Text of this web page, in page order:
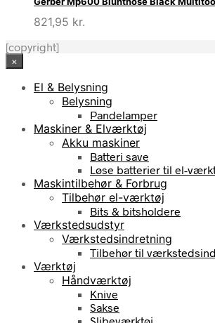
821,95 kr.
[copyright]
×
El & Belysning
Belysning
Pandelamper
Maskiner & Elværktøj
Akku maskiner
Batteri save
Løse batterier til el-
Maskintilbehør & Forbrug
Tilbehør el-værktøj
Bits & bitsholdere
Værkstedsudstyr
Værkstedsindretning
Tilbehør til
Værktøj
Håndværktøj
Knive
Sakse
Slibeværktøj